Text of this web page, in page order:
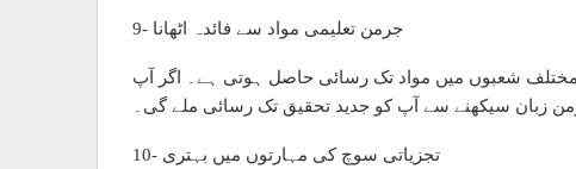
9- جرمن تعلیمی مواد سے فائدہ اٹھانا
شعبوں میں مواد تک رسائی حاصل ہوتی ہے۔ اگر آپ
زبان سیکھنے سے آپ کو جدید تحقیق تک رسائی ملے گی۔
10- تجزیاتی سوچ کی مہارتوں میں بہتری